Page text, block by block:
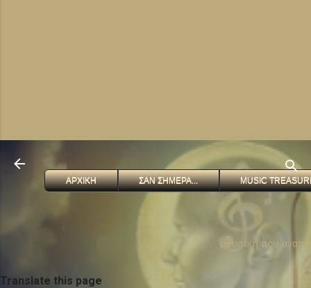
ΑΡΧΙΚΗ ΣΑΝ ΣΗΜΕΡΑ... MUSIC
. . . μουσικη που
Translate this page